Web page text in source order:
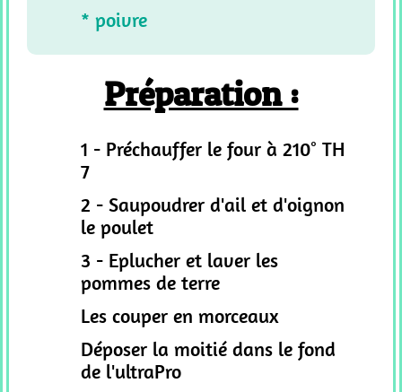
* poivre
Préparation :
1 - Préchauffer le four à 210° TH
7
2 - Saupoudrer d'ail et d'oignon
le poulet
3 - Eplucher et laver les
pommes de terre
Les couper en morceaux
Déposer la moitié dans le fond
de l'ultraPro